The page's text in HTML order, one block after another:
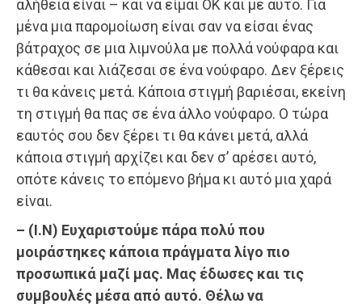
αλήθεια είναι – και να είμαι ΟΚ και με αυτό. Για
μένα μια παρομοίωση είναι σαν να είσαι ένας
βάτραχος σε μια λιμνούλα με πολλά νούφαρα και
κάθεσαι και λιάζεσαι σε ένα νούφαρο. Δεν ξέρεις
τι θα κάνεις μετά. Κάποια στιγμή βαριέσαι, εκείνη
τη στιγμή θα πας σε ένα άλλο νούφαρο. Ο τώρα
εαυτός σου δεν ξέρει τι θα κάνει μετά, αλλά
κάποια στιγμή αρχίζει και δεν σ’ αρέσει αυτό,
οπότε κάνεις το επόμενο βήμα κι αυτό μια χαρά
είναι.
– (Ι.Ν) Ευχαριστούμε πάρα πολύ που
μοιράστηκες κάποια πράγματα λίγο πιο
προσωπικά μαζί μας. Μας έδωσες και τις
συμβουλές μέσα από αυτό. Θέλω να